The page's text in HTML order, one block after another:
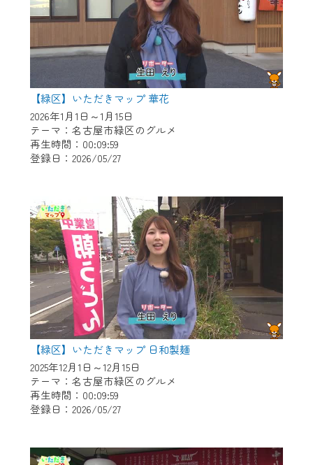
【緑区】いただきマップ 華花
2026年1月1日～1月15日
テーマ：名古屋市緑区のグルメ
再生時間：00:09:59
登録日：2026/05/27
【緑区】いただきマップ 日和製麺
2025年12月1日～12月15日
テーマ：名古屋市緑区のグルメ
再生時間：00:09:59
登録日：2026/05/27